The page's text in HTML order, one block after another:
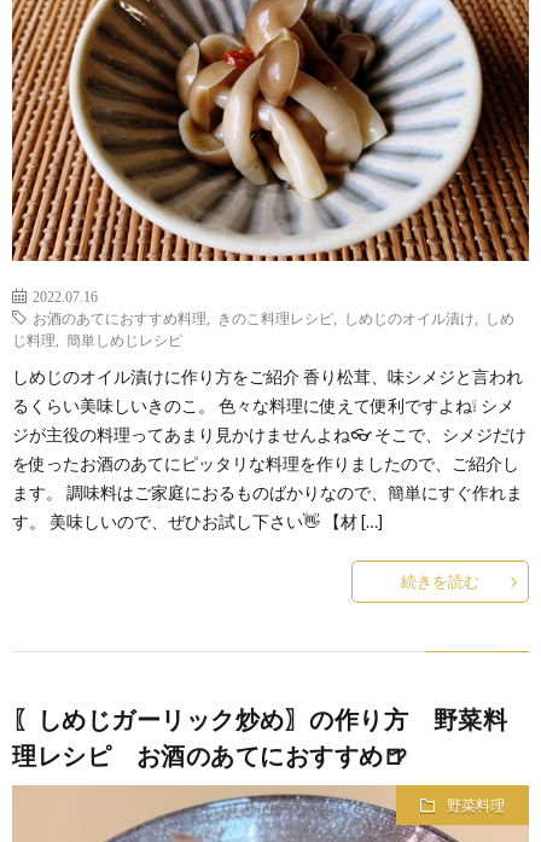
ー
ポ
リ
シ
2022.07.16
お酒のあてにおすすめ料理
きのこ料理レシピ しめじのオイル漬け
しめ
じ料理
簡単しめじレシピ
しめじのオイル漬けに作り方をご紹介 香り松茸、味シメジと言われ
るくらい美味しいきのこ。 色々な料理に使えて便利ですよね❕ シメ
ジが主役の料理ってあまり見かけませんよね👓 そこで、シメジだけ
を使ったお酒のあてにピッタリな料理を作りましたので、ご紹介し
ます。 調味料はご家庭におるものばかりなので、簡単にすぐ作れま
す。 美味しいので、ぜひお試し下さい👋 【材 […]
続きを読む
〖しめじガーリック炒め〗の作り方 野菜料
理レシピ お酒のあてにおすすめ🍺
野菜料理